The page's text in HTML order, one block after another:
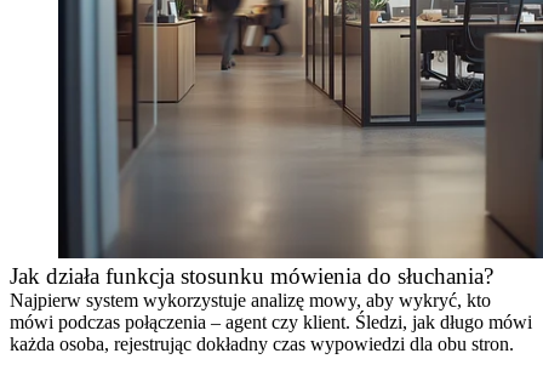
Jak działa funkcja stosunku mówienia do słuchania?
Najpierw system wykorzystuje analizę mowy, aby wykryć, kto
mówi podczas połączenia – agent czy klient. Śledzi, jak długo mówi
każda osoba, rejestrując dokładny czas wypowiedzi dla obu stron.